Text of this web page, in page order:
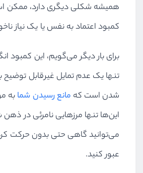
همیشه شکلی دیگری دارد، ممکن
کمبود اعتماد به نفس یا یک نیاز
برای بار دیگر می‌گویم، این کمبود
تنها یک عدم تمایل غیرقابل توضیح
شدن است که مانع رسیدن شمابه
این‌ها تنها مرزهایی نامرئی در
می‌توانید گاهی حتی بدون حرکت
عبور کنید.